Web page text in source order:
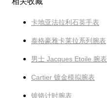
卡地亚法拉利石英手表
泰格豪雅卡莱拉系列腕表
男士 Jacques Etoile 腕表
Cartier 镀金模拟腕表
镀铬计时腕表